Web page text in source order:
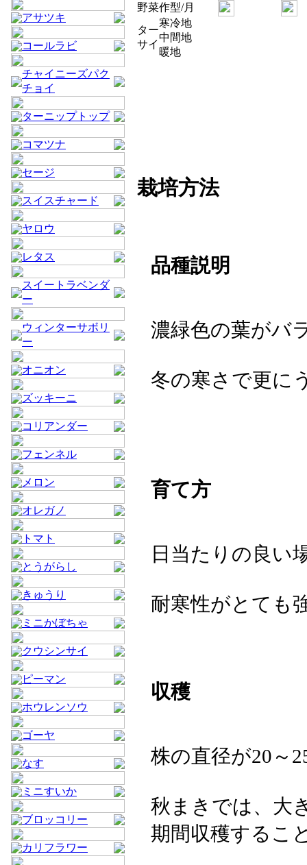
アサツキ
コールラビ
チャイニーズパク
チョイ
ターニップトップ
コマツナ
セージ
スイスチャード
ヤロウ
レタス
スイートラベンダ
ー
ウィンターサボリ
ー
オニオン
ズッキーニ
コリアンダー
フェンネル
メロン
オレガノ
トマト
とうがらし
きゅうり
ミニかぼちゃ
クウシンサイ
ピーマン
ホウレンソウ
ゴーヤ
なす
ミニすいか
ブロッコリー
カリフラワー
野菜作型/月
ター
サイ
寒冷地
中間地
暖地
栽培方法
品種説明
濃緑色の葉がバ
冬の寒さで更に
育て方
日当たりの良い
耐寒性がとても
収穫
株の直径が20～
秋まきでは、大
期間収穫するこ